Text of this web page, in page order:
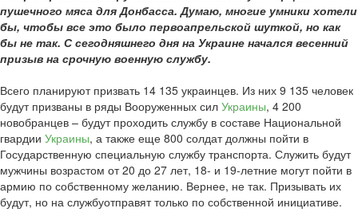
пушечного мяса для Донбасса. Думаю, многие умники хотели
бы, чтобы все это было первоапрельской шуткой, но как
бы не так. С сегодняшнего дня на Украине начался весенний
призыв на срочную военную службу.
Всего планируют призвать 14 135 украинцев. Из них 9 135 человек
будут призваны в ряды Вооруженных сил Украины, 4 200
новобранцев – будут проходить службу в составе Национальной
гвардии Украины, а также еще 800 солдат должны пойти в
Государственную специальную службу транспорта. Служить будут
мужчины возрастом от 20 до 27 лет, 18- и 19-летние могут пойти в
армию по собственному желанию. Вернее, не так. Призывать их
будут, но на службуотправят только по собственной инициативе.